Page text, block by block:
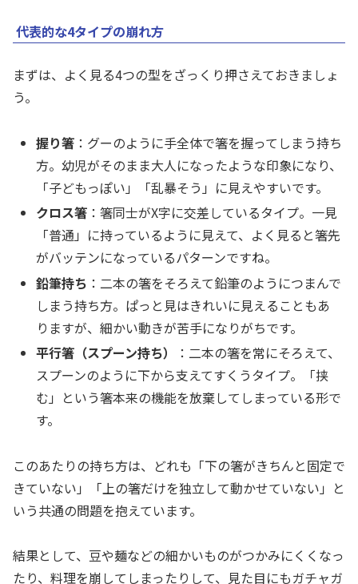
代表的な4タイプの崩れ方
まずは、よく見る4つの型をざっくり押さえておきましょ
う。
握り箸 ：グーのように手全体で箸を握ってしまう持ち
方。幼児がそのまま大人になったような印象になり、
「子どもっぽい」「乱暴そう」に見えやすいです。
クロス箸 ：箸同士がX字に交差しているタイプ。一見
「普通」に持っているように見えて、よく見ると箸先
がバッテンになっているパターンですね。
鉛筆持ち ：二本の箸をそろえて鉛筆のようにつまんで
しまう持ち方。ぱっと見はきれいに見えることもあ
りますが、細かい動きが苦手になりがちです。
平行箸（スプーン持ち）
：二本の箸を常にそろえて、
スプーンのように下から支えてすくうタイプ。「挟
む」という箸本来の機能を放棄してしまっている形で
す。
このあたりの持ち方は、どれも「下の箸がきちんと固定で
きていない」「上の箸だけを独立して動かせていない」と
いう共通の問題を抱えています。
結果として、豆や麺などの細かいものがつかみにくくなっ
たり、料理を崩してしまったりして、見た目にもガチャガ